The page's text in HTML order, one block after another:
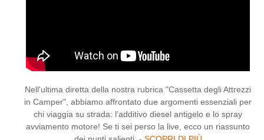
Nell'ultima diretta della nostra rubrica "Cassetta degli Attrezzi
in Camper", abbiamo affrontato due argomenti essenziali per
chi viaggia su strada: l’additivo diesel antigelo e lo spray
avviamento motore! Se ti sei perso la live, ecco un riassunto